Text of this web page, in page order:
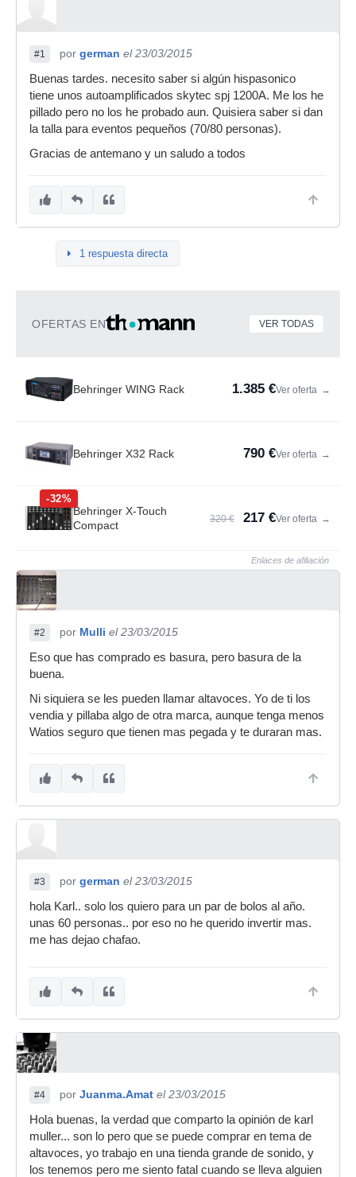
#1 por german el 23/03/2015
Buenas tardes. necesito saber si algún hispasonico
tiene unos autoamplificados skytec spj 1200A. Me los he
pillado pero no los he probado aun. Quisiera saber si dan
la talla para eventos pequeños (70/80 personas).
Gracias de antemano y un saludo a todos
1 respuesta directa
OFERTAS EN VER TODAS
Behringer WING Rack 1.385 €Ver oferta →
Behringer X32 Rack 790 €Ver oferta →
-32%
Behringer X-Touch
Compact
320 € 217 €Ver oferta →
Enlaces de afiliación
#2 por Mulli el 23/03/2015
Eso que has comprado es basura, pero basura de la
buena.
Ni siquiera se les pueden llamar altavoces. Yo de ti los
vendia y pillaba algo de otra marca, aunque tenga menos
Watios seguro que tienen mas pegada y te duraran mas.
#3 por german el 23/03/2015
hola Karl.. solo los quiero para un par de bolos al año.
unas 60 personas.. por eso no he querido invertir mas.
me has dejao chafao.
#4 por Juanma.Amat el 23/03/2015
Hola buenas, la verdad que comparto la opinión de karl
muller... son lo pero que se puede comprar en tema de
altavoces, yo trabajo en una tienda grande de sonido, y
los tenemos pero me siento fatal cuando se lleva alguien